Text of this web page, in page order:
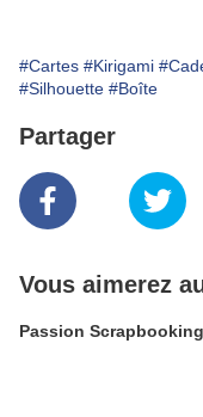
#Cartes #Kirigami
#Silhouette #Boîte
Partager
Vous aimerez
Passion Scrapbooking